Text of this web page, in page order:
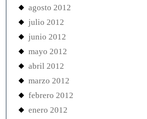
agosto 2012
julio 2012
junio 2012
mayo 2012
abril 2012
marzo 2012
febrero 2012
enero 2012